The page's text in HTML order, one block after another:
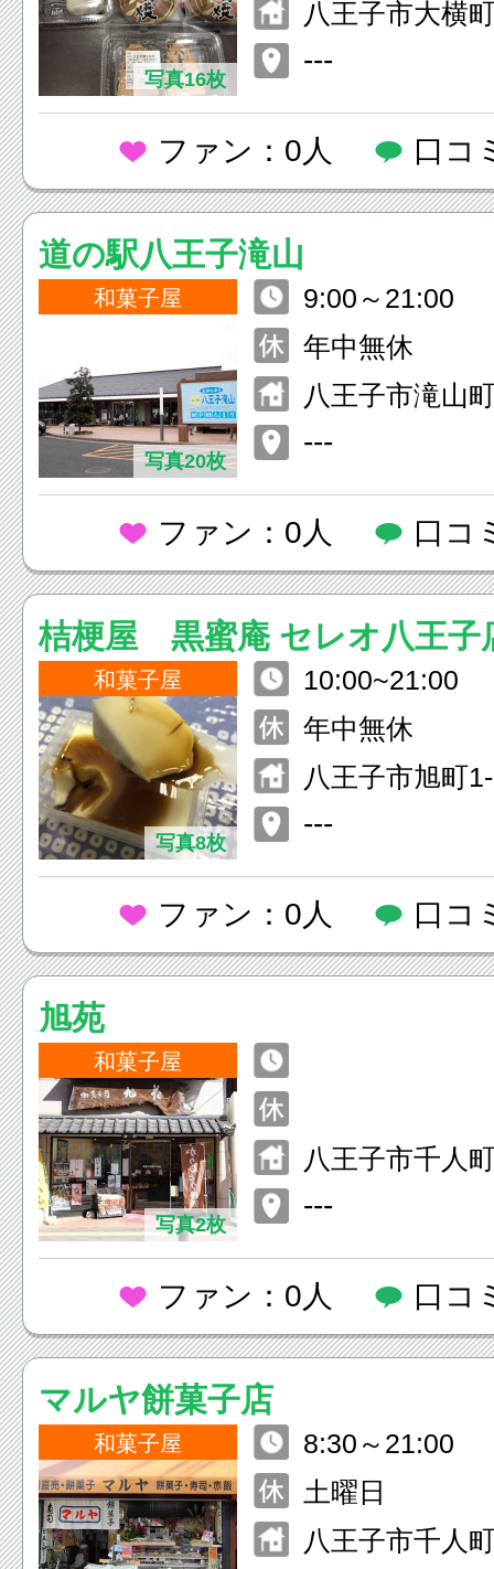
写真16枚
八王子市大横
---
ファン：0人 口コ
道の駅八王子滝山
和菓子屋
写真20枚
9:00～21:00
年中無休
八王子市滝山
---
ファン：0人 口コ
桔梗屋 黒蜜庵 セレオ八王子
和菓子屋
写真8枚
10:00~21:00
年中無休
八王子市旭町
---
ファン：0人 口コ
旭苑
和菓子屋
写真2枚
八王子市千人
---
ファン：0人 口コ
マルヤ餅菓子店
和菓子屋
8:30～21:00
土曜日
八王子市千人